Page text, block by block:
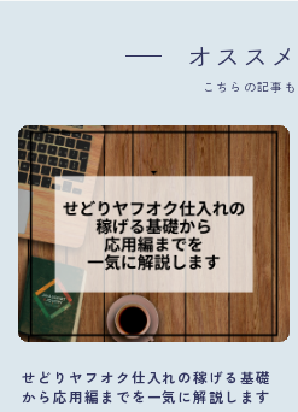
オスス
こちらの記事
せどりヤフオク仕入れの稼げる基礎
から応用編までを一気に解説します